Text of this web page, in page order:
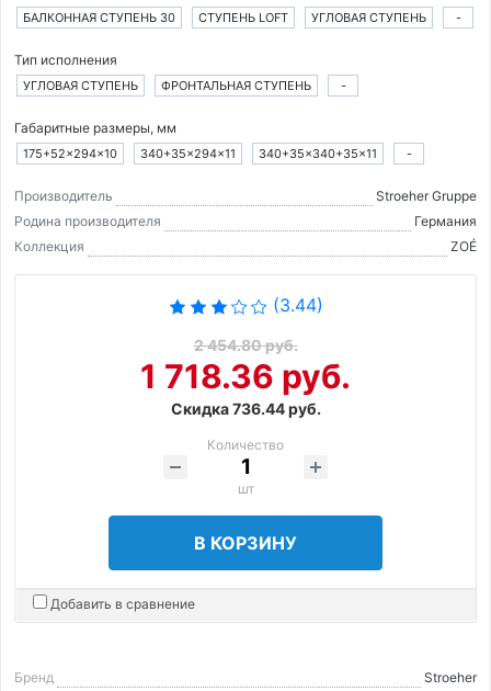
БАЛКОННАЯ СТУПЕНЬ 30 СТУПЕНЬ LOFT УГЛОВАЯ СТУПЕНЬ -
Тип исполнения
УГЛОВАЯ СТУПЕНЬ ФРОНТАЛЬНАЯ СТУПЕНЬ -
Габаритные размеры, мм
175+52×294×10 340+35×294×11 340+35×340+35×11 -
Производитель
Stroeher Gruppe
Родина производителя
Германия
Коллекция
ZOÉ
(3.44)
2 454.80 руб.
1 718.36 руб.
Скидка 736.44 руб.
Количество
шт
В КОРЗИНУ
Добавить в сравнение
Бренд
Stroeher